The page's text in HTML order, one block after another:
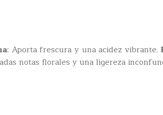
: Aporta frescura y una acidez vibrante.
notas florales y una ligereza